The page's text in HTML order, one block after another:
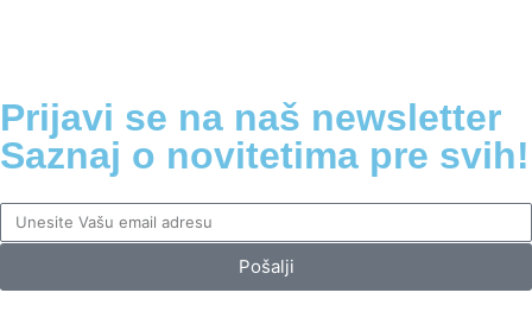
Prijavi se na naš newsletter
Saznaj o novitetima pre svih!
Pošalji